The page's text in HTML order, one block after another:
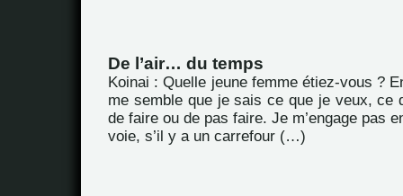
De l’air… du temps
Koinai : Quelle jeune femme étiez-vous ?
me semble que je sais ce que je veux, ce
de faire ou de pas faire. Je m’engage pas
voie, s’il y a un carrefour (…)